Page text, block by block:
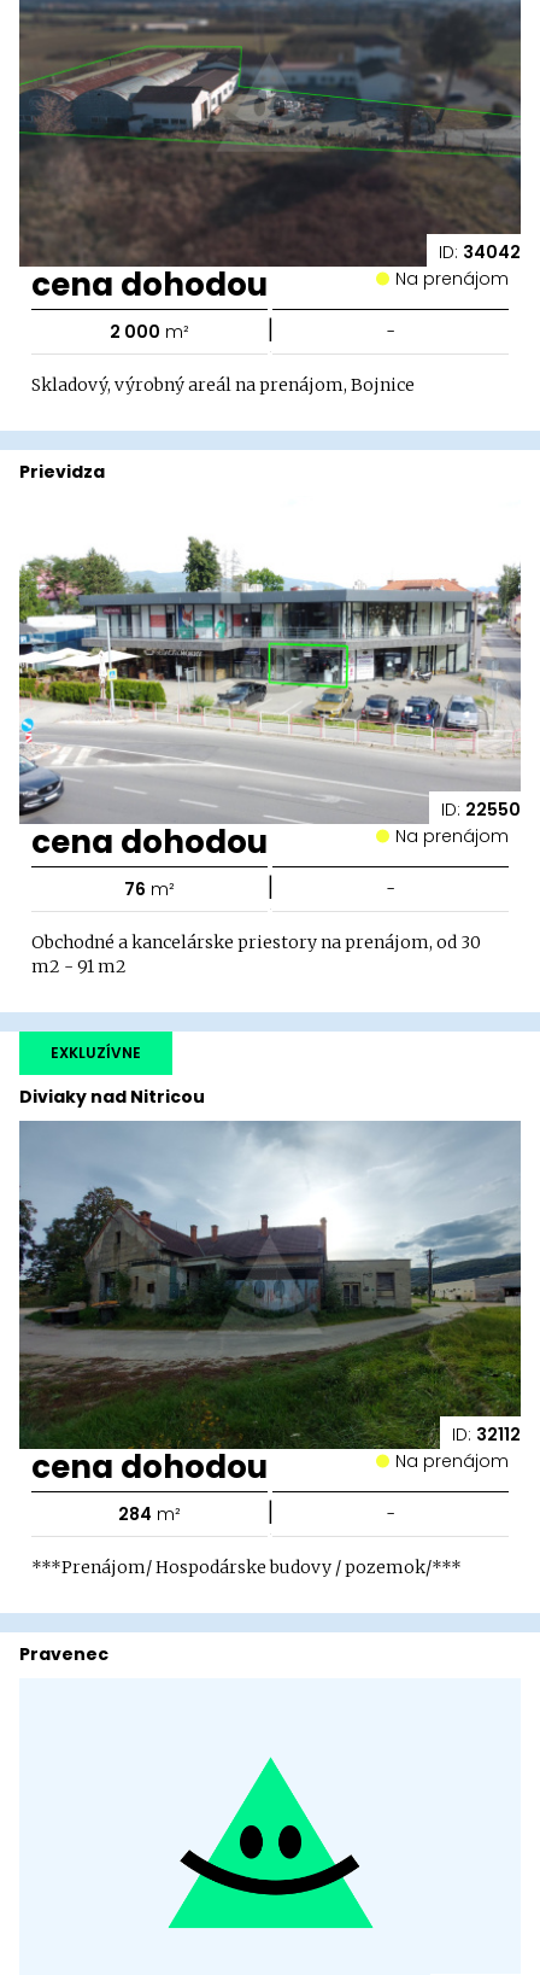
ID: 34042
cena dohodou Na prenájom
2 000 m² | -
Skladový, výrobný areál na prenájom, Bojnice
ID: 22550
Prievidza
cena dohodou Na prenájom
76 m² | -
Obchodné a kancelárske priestory na prenájom, od 30
m2 - 91 m2
ID: 32112
Diviaky nad Nitricou
EXKLUZÍVNE
cena dohodou Na prenájom
284 m² | -
***Prenájom/ Hospodárske budovy / pozemok/***
Pravenec